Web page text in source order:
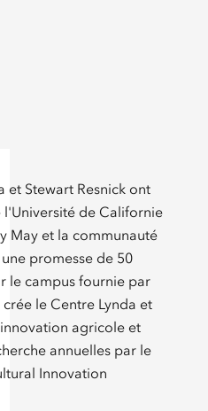
et Stewart Resnick ont
de Californie
May et la communauté
promesse de 50
le campus fournie par
le Centre Lynda et
agricole et
annuelles par le
Innovation